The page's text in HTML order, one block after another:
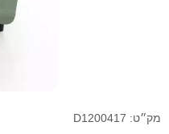
מק״ט: D1200417